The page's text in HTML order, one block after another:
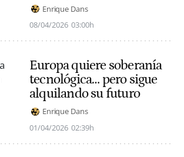
Enrique Dans
08/04/2026 03:00h
Europa quiere soberanía
tecnológica… pero sigue
alquilando su futuro
Enrique Dans
01/04/2026 02:39h